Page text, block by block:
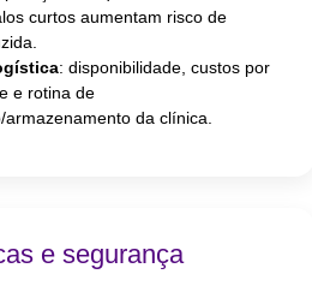
curtos aumentam risco de
: disponibilidade, custos por
e rotina de
da clínica.
e segurança